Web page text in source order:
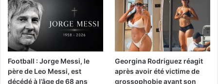
Football : Jorge Messi, le
père de Leo Messi, est
décédé à l’âge de 68 ans
Georgina Rodriguez réagit
après avoir été victime de
grossophobie avant son